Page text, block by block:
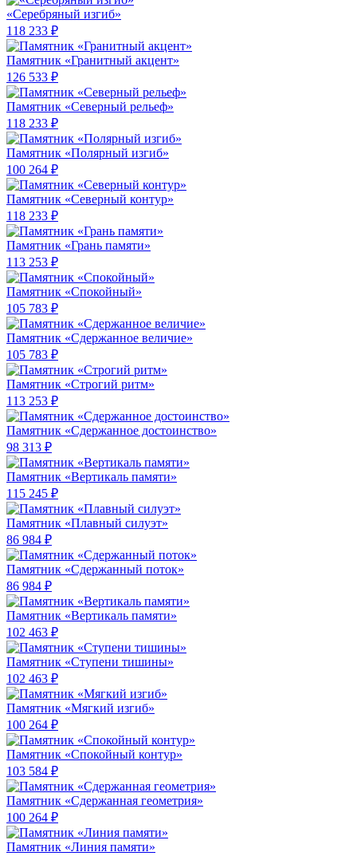
«Серебряный изгиб»
118 233 ₽
Памятник «Гранитный акцент»
126 533 ₽
Памятник «Северный рельеф»
118 233 ₽
Памятник «Полярный изгиб»
100 264 ₽
Памятник «Северный контур»
118 233 ₽
Памятник «Грань памяти»
113 253 ₽
Памятник «Спокойный»
105 783 ₽
Памятник «Сдержанное величие»
105 783 ₽
Памятник «Строгий ритм»
113 253 ₽
Памятник «Сдержанное достоинство»
98 313 ₽
Памятник «Вертикаль памяти»
115 245 ₽
Памятник «Плавный силуэт»
86 984 ₽
Памятник «Сдержанный поток»
86 984 ₽
Памятник «Вертикаль памяти»
102 463 ₽
Памятник «Ступени тишины»
102 463 ₽
Памятник «Мягкий изгиб»
100 264 ₽
Памятник «Спокойный контур»
103 584 ₽
Памятник «Сдержанная геометрия»
100 264 ₽
Памятник «Линия памяти»